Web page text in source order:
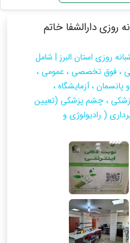
روزی دارالشفا خاتم
روزی استان البرز | شامل
فوق تخصصی ، عمومی ،
پانسمان ، آزمایشگاه ،
، چشم پزشکی (تعیین
( رادیولوژی و